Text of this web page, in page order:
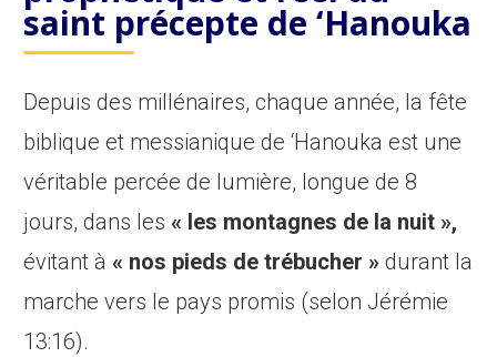
saint précepte de ‘Hanouka
Depuis des millénaires, chaque année, la fête
biblique et messianique de ‘Hanouka est une
véritable percée de lumière, longue de 8
jours, dans les« les montagnes de la nuit »,
évitant à « nos pieds de trébucher » durant la
marche vers le pays promis (selon Jérémie
13:16).